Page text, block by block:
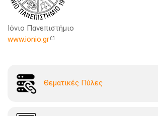
Ιόνιο Πανεπιστήμιο
www.ionio.gr
Θεματικές Πύλες